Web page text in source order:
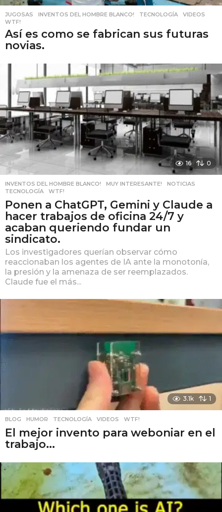
JUGOSAS ,INVENTOS DEL HOMBRE BLANCO! ,TECNOLOGÍA ,VIDEOS
WTF!
Así es como se fabrican sus futuras
novias.
16 0
INVENTOS DEL HOMBRE BLANCO! ,MUY INTERESANTE! ,NOTICIAS
TECNOLOGÍA
,WTF!
Ponen a ChatGPT, Gemini y Claude a
hacer trabajos de oficina 24/7 y
acaban queriendo fundar un
sindicato.
Los investigadores querían observar cómo
reaccionaban los agentes de IA ante la monotonía,
la presión y la amenaza de ser reemplazados.
Claude fue el más...
3.1k 1
BLOG ,HUMOR ,TECNOLOGÍA ,VIDEOS ,WTF!
El mejor invento para weboniar en el
trabajo...